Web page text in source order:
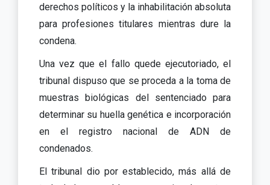
derechos políticos y la inhabilitación absoluta
para profesiones titulares mientras dure la
condena.
Una vez que el fallo quede ejecutoriado, el
tribunal dispuso que se proceda a la toma de
muestras biológicas del sentenciado para
determinar su huella genética e incorporación
en el registro nacional de ADN de
condenados.
El tribunal dio por establecido, más allá de